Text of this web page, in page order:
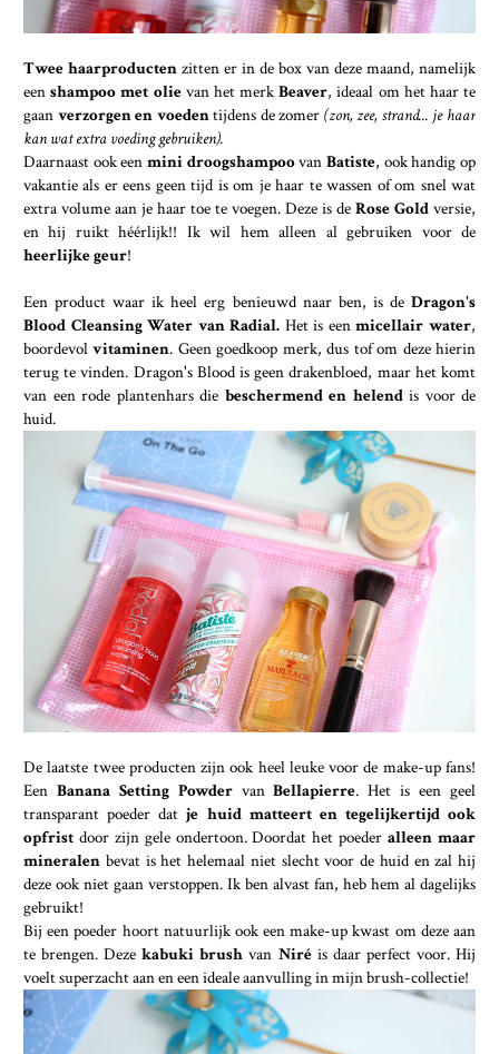
Twee haarproducten zitten er in de box van deze maand, namelijk
eenshampoo met olie van het merkBeaver, ideaal om het haar te
gaan verzorgen en voedentijdens de zomer (zon, zee, strand... je haar
kan wat extra voeding gebruiken).
Daarnaast ook een mini droogshampoovanBatiste, ook handig op
vakantie als er eens geen tijd is om je haar te wassen of om snel wat
extra volume aan je haar toe te voegen. Deze is de Rose Gold versie,
en hij ruikt héérlijk!! Ik wil hem alleen al gebruiken voor de
heerlijke geur!
Een product waar ik heel erg benieuwd naar ben, is de Dragon's
Blood Cleansing Water van Radial. Het is eenmicellair water,
boordevolvitaminen. Geen goedkoop merk, dus tof om deze hierin
terug te vinden. Dragon's Blood is geen drakenbloed, maar het komt
van een rode plantenhars die beschermend en helend is voor de
huid.
De laatste twee producten zijn ook heel leuke voor de make-up fans!
Een Banana Setting PowdervanBellapierre. Het is een geel
transparant poeder datje huid matteert en tegelijkertijd ook
opfrist door zijn gele ondertoon. Doordat het poederalleen maar
mineralen bevat is het helemaal niet slecht voor de huid en zal hij
deze ook niet gaan verstoppen. Ik ben alvast fan, heb hem al dagelijks
gebruikt!
Bij een poeder hoort natuurlijk ook een make-up kwast om deze aan
te brengen. Dezekabuki brush van Niréis daar perfect voor. Hij
voelt superzacht aan en een ideale aanvulling in mijn brush-collectie!